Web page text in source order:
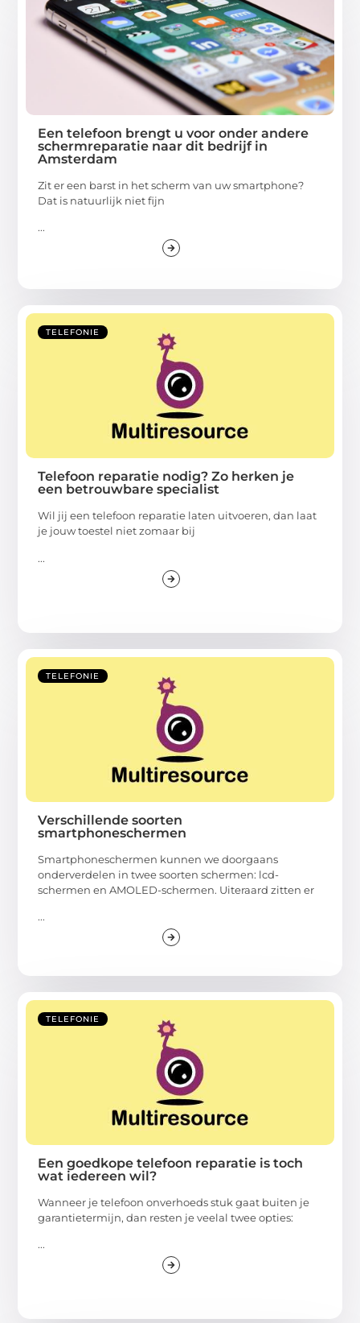
Een telefoon brengt u voor onder andere
schermreparatie naar dit bedrijf in
Amsterdam
Zit er een barst in het scherm van uw smartphone?
Dat is natuurlijk niet fijn
...
TELEFONIE
Telefoon reparatie nodig? Zo herken je
een betrouwbare specialist
Wil jij een telefoon reparatie laten uitvoeren, dan laat
je jouw toestel niet zomaar bij
...
TELEFONIE
Verschillende soorten
smartphoneschermen
Smartphoneschermen kunnen we doorgaans
onderverdelen in twee soorten schermen: lcd-
schermen en AMOLED-schermen. Uiteraard zitten er
...
TELEFONIE
Een goedkope telefoon reparatie is toch
wat iedereen wil?
Wanneer je telefoon onverhoeds stuk gaat buiten je
garantietermijn, dan resten je veelal twee opties:
...